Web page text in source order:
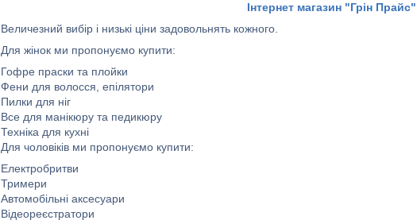
Інтернет магазин "Грін Прайс"
Величезний вибір і низькі ціни задовольнять кожного.
Для жінок ми пропонуємо купити:
Гофре праски та плойки
Фени для волосся, епілятори
Пилки для ніг
Все для манікюру та педикюру
Техніка для кухні
Для чоловіків ми пропонуємо купити:
Електробритви
Тримери
Автомобільні аксесуари
Відеореєстратори